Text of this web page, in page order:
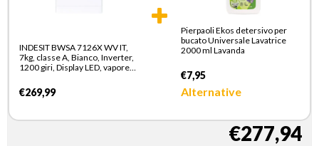
INDESIT BWSA 7126X WV IT,
7kg, classe A, Bianco, Inverter,
1200 giri, Display LED, vapore,
€269,99
Pierpaoli Ekos detersivo per
bucato Universale Lavatrice
2000 ml Lavanda
€7,95
Alternative
€277,94